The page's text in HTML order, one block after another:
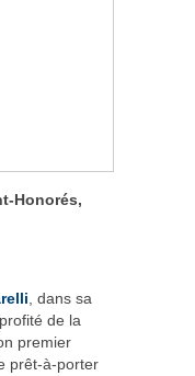
Honorés,
, dans sa
de la
premier
prêt-à-porter